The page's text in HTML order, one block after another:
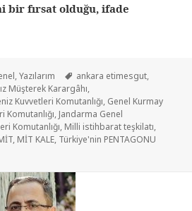
bir fırsat olduğu, ifade
,Yazılarım ankara etimesgut,
Müşterek Karargâhı,
Kuvvetleri Komutanlığı, Genel Kurmay
Komutanlığı, Jandarma Genel
Komutanlığı, Milli istihbarat teşkilatı,
, MİT KALE, Türkiye'nin PENTAGONU